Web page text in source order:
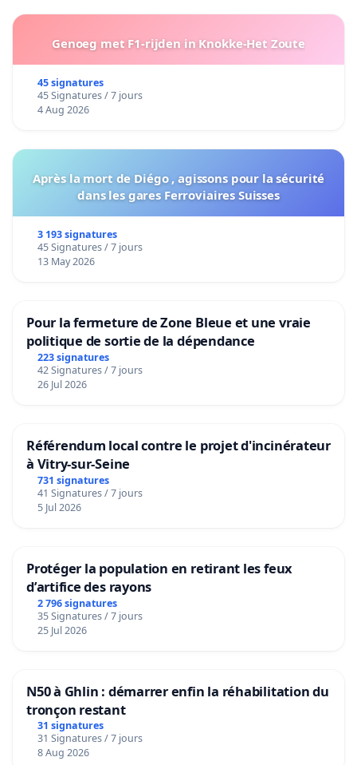
Genoeg met F1-rijden in Knokke-Het Zoute
45 signatures
45 Signatures / 7 jours
4 Aug 2026
Après la mort de Diégo , agissons pour la sécurité
dans les gares Ferroviaires Suisses
3 193 signatures
45 Signatures / 7 jours
13 May 2026
Pour la fermeture de Zone Bleue et une vraie
politique de sortie de la dépendance
223 signatures
42 Signatures / 7 jours
26 Jul 2026
Référendum local contre le projet d'incinérateur
à Vitry-sur-Seine
731 signatures
41 Signatures / 7 jours
5 Jul 2026
Protéger la population en retirant les feux
d’artifice des rayons
2 796 signatures
35 Signatures / 7 jours
25 Jul 2026
N50 à Ghlin : démarrer enfin la réhabilitation du
tronçon restant
31 signatures
31 Signatures / 7 jours
8 Aug 2026